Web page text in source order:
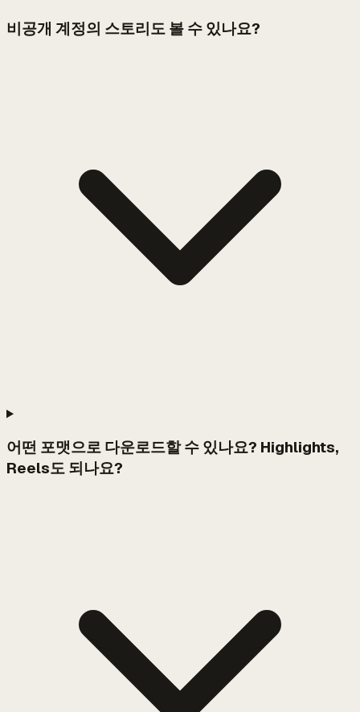
비공개 계정의 스토리도 볼 수 있나요?
어떤 포맷으로 다운로드할 수 있나요? Highlights,
Reels도 되나요?